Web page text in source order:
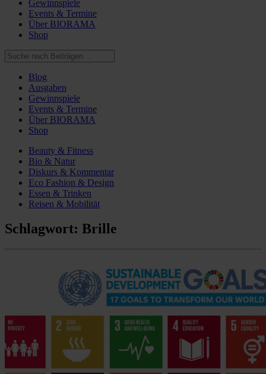
Gewinnspiele
Events & Termine
Über BIORAMA
Shop
Blog
Ausgaben
Gewinnspiele
Events & Termine
Über BIORAMA
Shop
Beauty & Fitness
Bio & Natur
Diskurs & Kommentar
Eco Fashion & Design
Essen & Trinken
Reisen & Mobilität
Schlagwort: Brille